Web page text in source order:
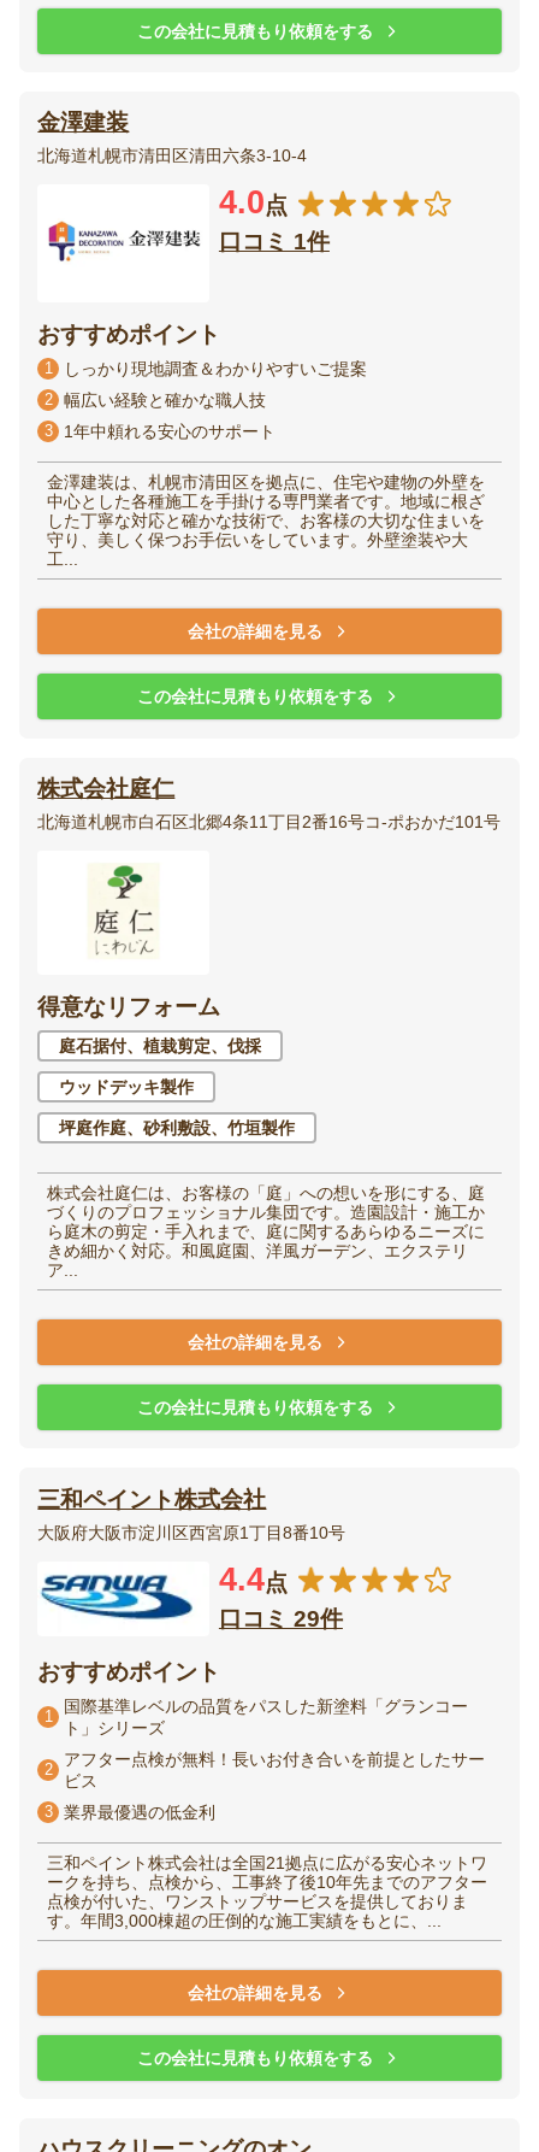
この会社に見積もり依頼をする
金澤建装
北海道札幌市清田区清田六条3-10-4
4.0点
口コミ 1件
おすすめポイント
1 しっかり現地調査＆わかりやすいご提案
2 幅広い経験と確かな職人技
3 1年中頼れる安心のサポート
金澤建装は、札幌市清田区を拠点に、住宅や建物の外壁を
中心とした各種施工を手掛ける専門業者です。地域に根ざ
した丁寧な対応と確かな技術で、お客様の大切な住まいを
守り、美しく保つお手伝いをしています。外壁塗装や大
工...
会社の詳細を見る
この会社に見積もり依頼をする
株式会社庭仁
北海道札幌市白石区北郷4条11丁目2番16号コ-ポおかだ101号
得意なリフォーム
庭石据付、植栽剪定、伐採
ウッドデッキ製作
坪庭作庭、砂利敷設、竹垣製作
株式会社庭仁は、お客様の「庭」への想いを形にする、庭
づくりのプロフェッショナル集団です。造園設計・施工か
ら庭木の剪定・手入れまで、庭に関するあらゆるニーズに
きめ細かく対応。和風庭園、洋風ガーデン、エクステリ
ア...
会社の詳細を見る
この会社に見積もり依頼をする
三和ペイント株式会社
大阪府大阪市淀川区西宮原1丁目8番10号
4.4点
口コミ 29件
おすすめポイント
1
国際基準レベルの品質をパスした新塗料「グランコー
ト」シリーズ
2
アフター点検が無料！長いお付き合いを前提としたサー
ビス
3 業界最優遇の低金利
三和ペイント株式会社は全国21拠点に広がる安心ネットワ
ークを持ち、点検から、工事終了後10年先までのアフター
点検が付いた、ワンストップサービスを提供しておりま
す。年間3,000棟超の圧倒的な施工実績をもとに、...
会社の詳細を見る
この会社に見積もり依頼をする